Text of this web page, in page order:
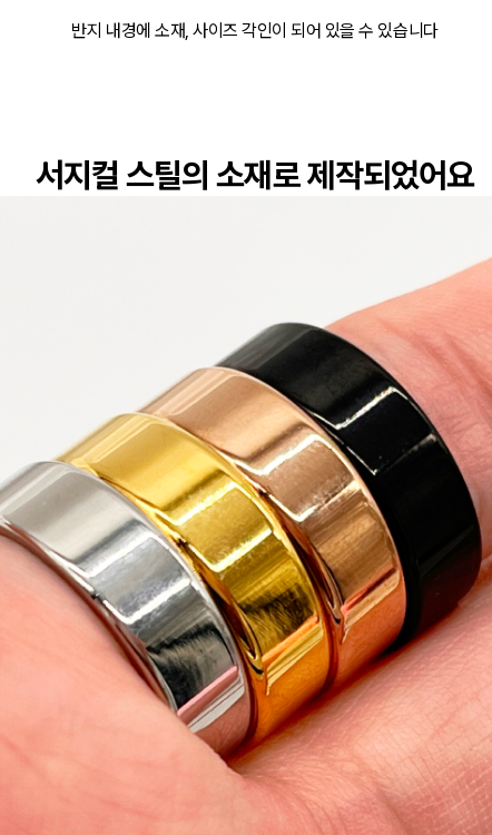
반지 내경에 소재, 사이즈 각인이 되어 있을 수 있습니다
서지컬 스틸의 소재로 제작되었어요